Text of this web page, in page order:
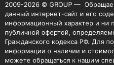
2009-2026 © GROUP —
данный интернет-сайт и его
информационный характер и ни
публичной офертой,
Гражданского кодекса РФ. Для
информации о наличии и
можете обращаться к нашим